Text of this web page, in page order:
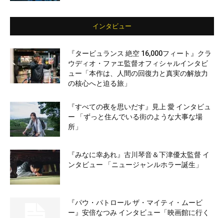
インタビュー
『タービュランス 絶空 16,000フィート』クラ
ウディオ・ファエ監督オフィシャルインタビ
ュー「本作は、人間の回復力と真実の解放力
の核心へと迫る旅」
『すべての夜を思いだす』見上 愛 インタビュ
ー 「ずっと住んでいる街のような大事な場
所」
『みなに幸あれ』古川琴音＆下津優太監督 イ
ンタビュー 「ニュージャンルホラー誕生」
『パウ・パトロール ザ・マイティ・ムービ
ー』安倍なつみ インタビュー「映画館に行く